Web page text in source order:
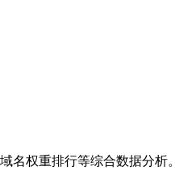
名权重排行等综合数据分析。